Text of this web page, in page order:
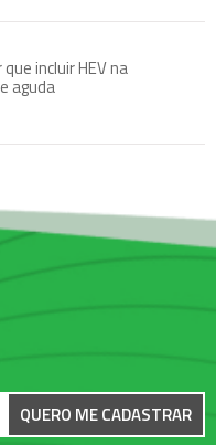
incluir HEV na
aguda
QUERO ME CADASTRAR